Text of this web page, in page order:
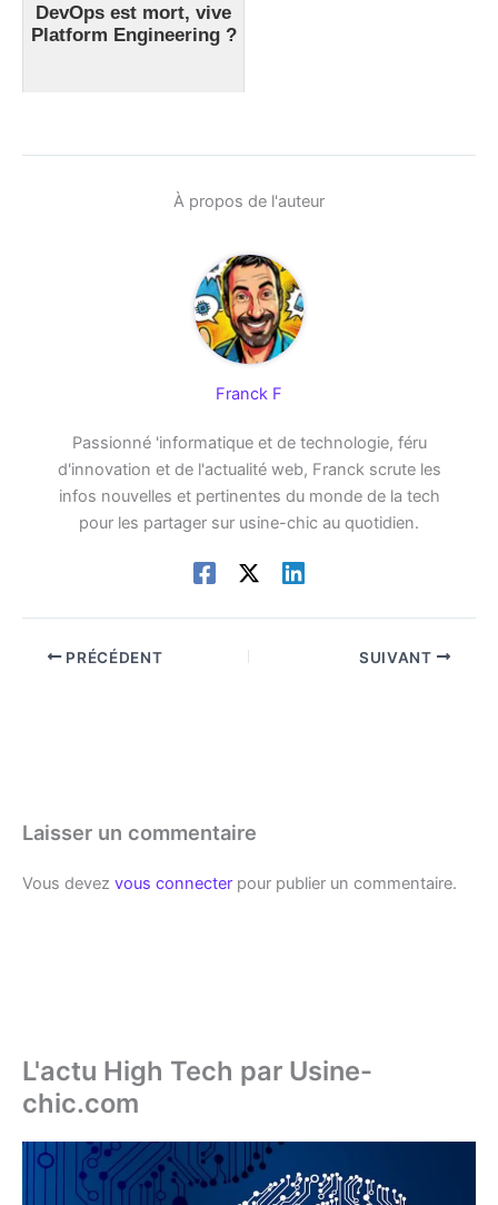
DevOps est mort, vive
Platform Engineering ?
À propos de l'auteur
Franck F
Passionné 'informatique et de technologie, féru
d'innovation et de l'actualité web, Franck scrute les
infos nouvelles et pertinentes du monde de la tech
pour les partager sur usine-chic au quotidien.
PRÉCÉDENT SUIVANT
Laisser un commentaire
Vous devez vous connecter pour publier un commentaire.
L'actu High Tech par Usine-
chic.com